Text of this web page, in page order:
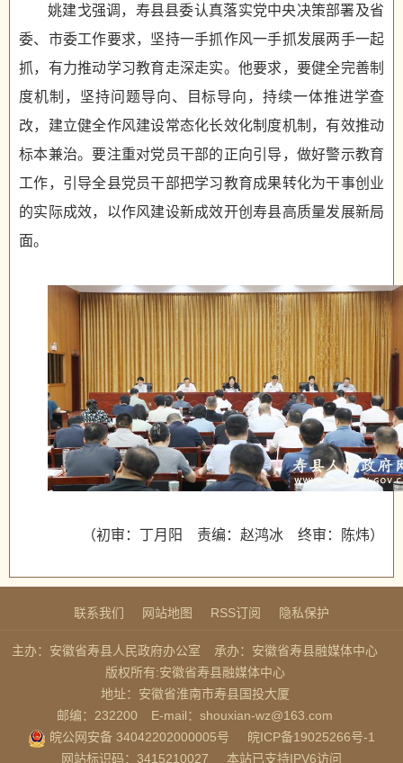
姚建戈强调，寿县县委认真落实党中央决策部署及省
委、市委工作要求，坚持一手抓作风一手抓发展两手一起
抓，有力推动学习教育走深走实。他要求，要健全完善制
度机制，坚持问题导向、目标导向，持续一体推进学查
改，建立健全作风建设常态化长效化制度机制，有效推动
标本兼治。要注重对党员干部的正向引导，做好警示教育
工作，引导全县党员干部把学习教育成果转化为干事创业
的实际成效，以作风建设新成效开创寿县高质量发展新局
面。
（初审：丁月阳 责编：赵鸿冰 终审：陈炜）
联系我们 网站地图 RSS订阅 隐私保护
主办：安徽省寿县人民政府办公室
承办：安徽省寿县融媒体中心
版权所有:安徽省寿县融媒体中心
地址：安徽省淮南市寿县国投大厦
邮编：232200
E-mail：shouxian-wz@163.com
皖公网安备 34042202000005号
皖ICP备19025266号-1
网站标识码：3415210027
本站已支持IPV6访问